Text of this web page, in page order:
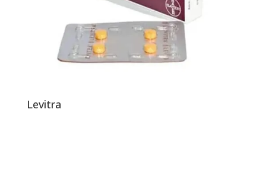
Levitra